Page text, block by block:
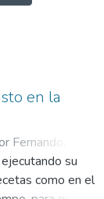
en la
Fernando
su
como en el